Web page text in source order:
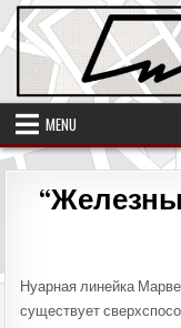
Skip
to
content
MENU
Нуарная линейка
существует